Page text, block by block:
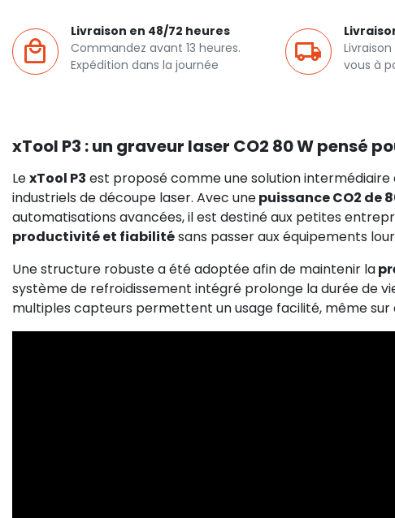
Livraison en 48/72 heures
Commandez avant 13 heures.
Expédition dans la journée
vous à
xTool P3 : un graveur laser CO2 80 W pensé
LexTool P3 est proposé comme une solution
industriels de découpe laser. Avec unepuissance CO2 de
automatisations avancées, il est destiné aux petites
productivité et fiabilitésans passer aux équipements
Une structure robuste a été adoptée afin de maintenir la
système de refroidissement intégré prolonge la durée de
multiples capteurs permettent un usage facilité, même sur